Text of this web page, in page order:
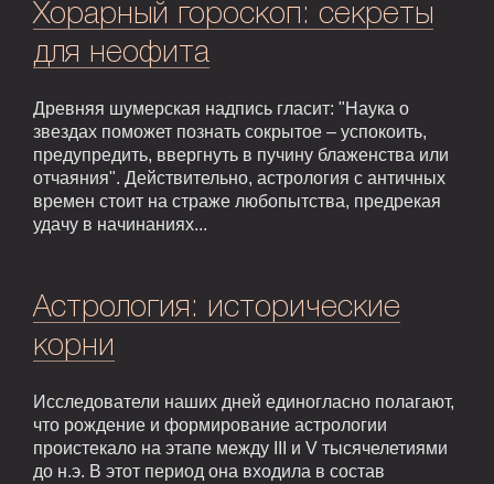
Хорарный гороскоп: секреты
для неофита
Древняя шумерская надпись гласит: "Наука о
звездах поможет познать сокрытое – успокоить,
предупредить, ввергнуть в пучину блаженства или
отчаяния". Действительно, астрология с античных
времен стоит на страже любопытства, предрекая
удачу в начинаниях...
Астрология: исторические
корни
Исследователи наших дней единогласно полагают,
что рождение и формирование астрологии
проистекало на этапе между III и V тысячелетиями
до н.э. В этот период она входила в состав